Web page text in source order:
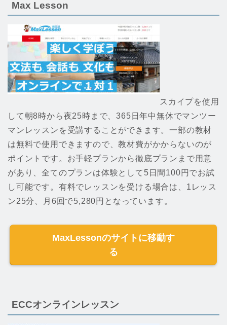
Max Lesson
スカイプを使用
して朝8時から夜25時まで、365日年中無休でマンツー
マンレッスンを受講することができます。一部の教材
は無料で使用できますので、教材費がかからないのが
ポイントです。お手軽プランから徹底プランまで用意
があり、全てのプランは体験として5日間100円でお試
し可能です。有料でレッスンを受ける場合は、1レッス
ン25分、月6回で5,280円となっています。
MaxLessonのサイトに移動す
る
ECCオンラインレッスン